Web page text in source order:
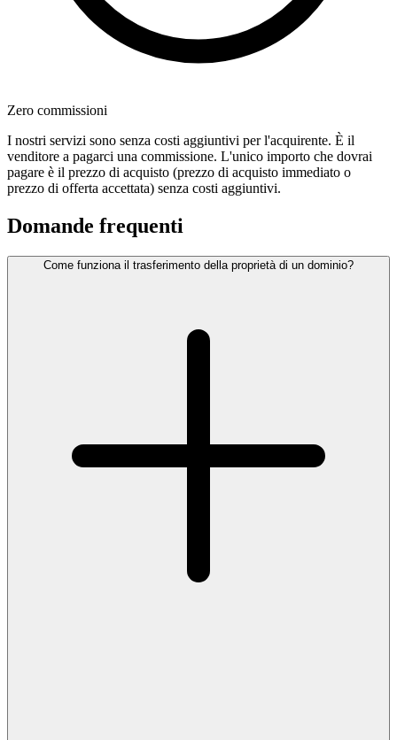
Zero commissioni
I nostri servizi sono senza costi aggiuntivi per l'acquirente. È il
venditore a pagarci una commissione. L'unico importo che dovrai
pagare è il prezzo di acquisto (prezzo di acquisto immediato o
prezzo di offerta accettata) senza costi aggiuntivi.
Domande frequenti
Come funziona il trasferimento della proprietà di un dominio?